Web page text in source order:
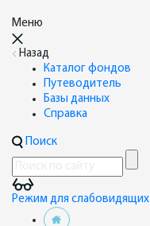
Меню
Назад
Каталог фондов
Путеводитель
Базы данных
Справка
Поиск
Режим для слабовидящих